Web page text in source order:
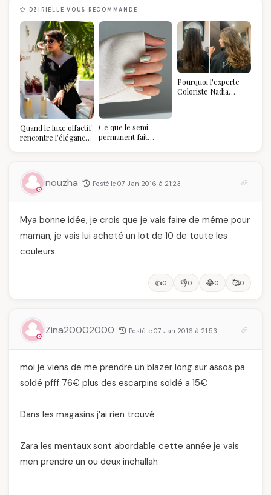
DZIRIELLE VOUS RECOMMANDE
Quand le luxe olfactif
rencontre l’élégance
temps
Ce que le semi-
permanent fait
Pourquoi l'experte
Coloriste Nadia
nouzha Posté le 07 Jan 2016 à 21:23
Mya bonne idée, je crois que je vais faire de méme pour
maman, je vais lui acheté un lot de 10 de toute les
couleurs.
👍0 👎0 😂0 🥰0
Zina20002000 Posté le 07 Jan 2016 à 21:53
moi je viens de me prendre un blazer long sur assos pa
soldé pfff 76€ plus des escarpins soldé a 15€
Dans les magasins j’ai rien trouvé
Zara les mentaux sont abordable cette année je vais
men prendre un ou deux inchallah